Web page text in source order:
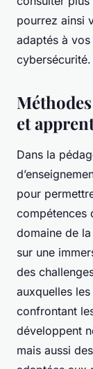
pourrez ainsi
adaptés à
cybersécurité.
et
Dans la
pour
compétences
domaine de
sur une
des
auxquelles
confrontant
développent
mais aussi